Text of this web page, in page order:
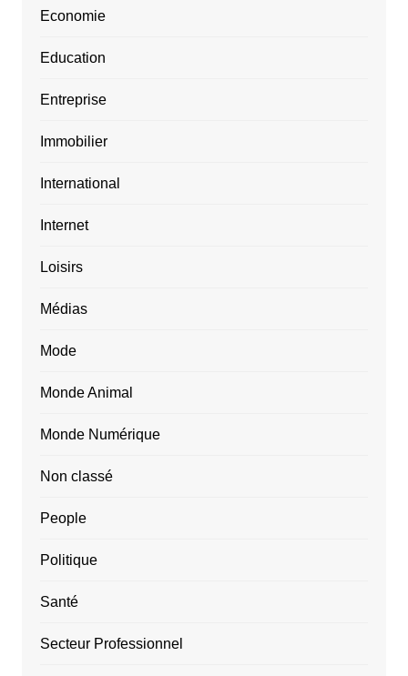
Economie
Education
Entreprise
Immobilier
International
Internet
Loisirs
Médias
Mode
Monde Animal
Monde Numérique
Non classé
People
Politique
Santé
Secteur Professionnel